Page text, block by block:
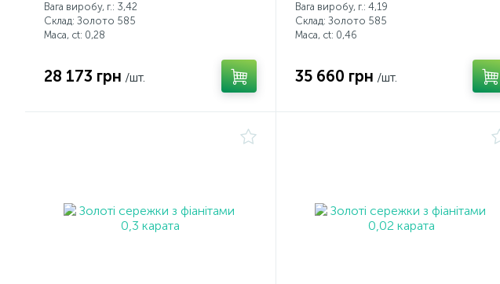
Вага виробу, г.: 3,42
Склад: Золото 585
Маса, ct: 0,28
28 173 грн /шт.
Вага виробу, г.: 4,19
Склад: Золото 585
Маса, ct: 0,46
35 660 грн /шт.